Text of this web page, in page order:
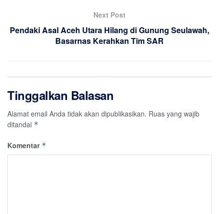
Next Post
Pendaki Asal Aceh Utara Hilang di Gunung Seulawah,
Basarnas Kerahkan Tim SAR
Tinggalkan Balasan
Alamat email Anda tidak akan dipublikasikan. Ruas yang wajib
ditandai *
Komentar *